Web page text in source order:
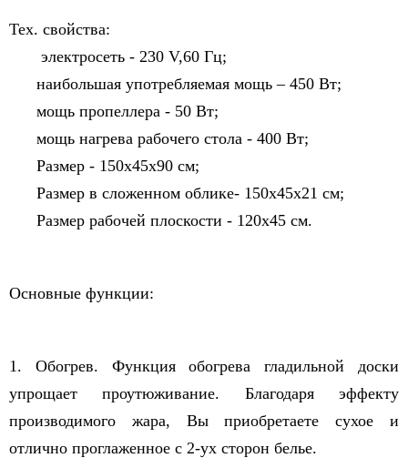
Тех. свойства:
электросеть - 230 V,60 Гц;
наибольшая употребляемая мощь – 450 Вт;
мощь пропеллера - 50 Вт;
мощь нагрева рабочего стола - 400 Вт;
Размер - 150х45х90 см;
Размер в сложенном облике- 150х45х21 см;
Размер рабочей плоскости - 120х45 см.
Основные функции:
1. Обогрев. Функция обогрева гладильной доски
упрощает проутюживание. Благодаря эффекту
производимого жара, Вы приобретаете сухое и
отлично проглаженное с 2-ух сторон белье.